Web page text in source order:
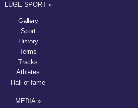
LUGE SPORT »
Gallery
Sport
History
Terms
Tracks
Athletes
Hall of fame
MEDIA »